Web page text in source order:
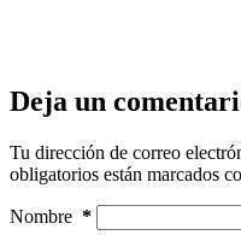
Deja un
Tu dirección de correo
obligatorios están marcados
Nombre *